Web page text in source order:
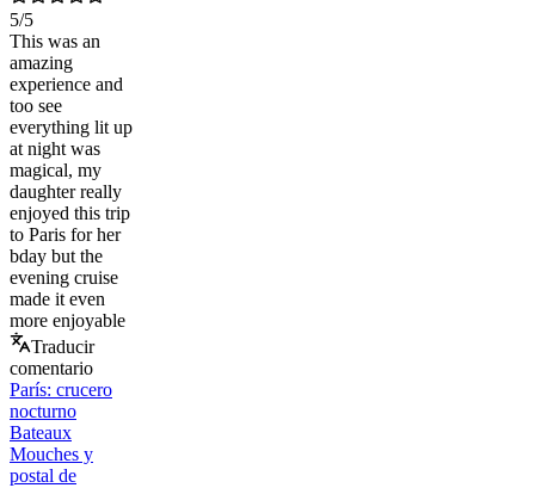
5/5
This was an
amazing
experience and
too see
everything lit up
at night was
magical, my
daughter really
enjoyed this trip
to Paris for her
bday but the
evening cruise
made it even
more enjoyable
Traducir
comentario
París: crucero
nocturno
Bateaux
Mouches y
postal de